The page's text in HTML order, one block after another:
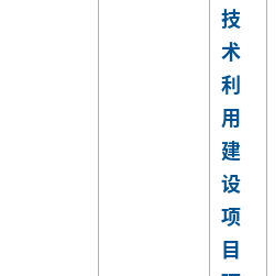
技
术
利
用
建
设
项
目